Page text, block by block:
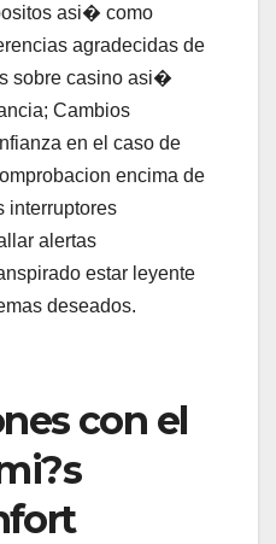
asi� como
agradecidas de
sobre casino asi�
Cambios
en el caso de
encima de
interruptores
alertas
estar leyente
deseados.
con el